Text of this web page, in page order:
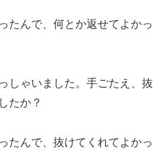
たんで、何とか返せてよかっ
しゃいました。手ごたえ、抜
たか？
たんで、抜けてくれてよかっ